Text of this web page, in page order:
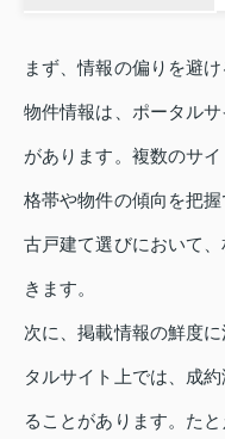
まず、情報の偏りを避
物件情報は、ポータル
があります。複数のサ
格帯や物件の傾向を把
古戸建て選びにおいて
きます。
次に、掲載情報の鮮度
タルサイト上では、成
ることがあります。た